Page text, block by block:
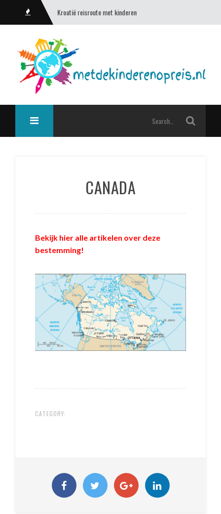
Kroatië reisroute met kinderen
CANADA
Bekijk hier alle artikelen over deze
bestemming!
CATEGORY: